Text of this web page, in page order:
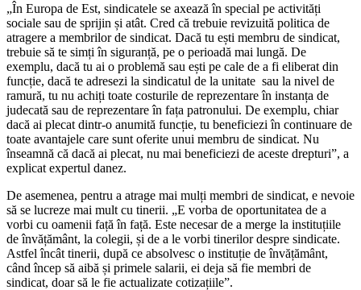
„În Europa de Est, sindicatele se axează în special pe activități
sociale sau de sprijin și atât. Cred că trebuie revizuită politica de
atragere a membrilor de sindicat. Dacă tu ești membru de sindicat,
trebuie să te simți în siguranță, pe o perioadă mai lungă. De
exemplu, dacă tu ai o problemă sau ești pe cale de a fi eliberat din
funcție, dacă te adre­sezi la sindicatul de la unitate sau la nivel de
ramură, tu nu achiți toate costurile de reprezentare în instanța de
judecată sau de reprezentare în fața patronului. De exemplu, chiar
dacă ai plecat dintr-o anumită funcție, tu beneficiezi în continuare de
toate avanta­jele care sunt oferite unui membru de sindi­cat. Nu
înseamnă că dacă ai plecat, nu mai beneficiezi de aceste drepturi”, a
explicat expertul danez.
De asemenea, pentru a atrage mai mulți membri de sindicat, e nevoie
să se lucre­ze mai mult cu tinerii. „E vorba de oportu­nitatea de a
vorbi cu oamenii față în față. Este necesar de a merge la instituțiile
de învățământ, la colegii, și de a le vorbi tineri­lor despre sindicate.
Astfel încât tinerii, după ce absolvesc o instituție de învățământ,
când încep să aibă și primele salarii, ei deja să fie membri de
sindicat, doar să le fie actualizate cotizațiile”.